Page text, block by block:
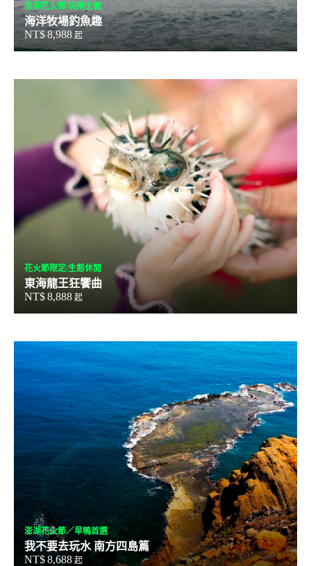
澎湖花火節/玩樂主義
海洋牧場釣魚趣
NT$8,988 起
花火節限定/生態休閒
東海龍王狂饗曲
NT$8,888 起
澎湖花火節／旱鴨首選
我不要去玩水 南方四島篇
NT$8,688 起